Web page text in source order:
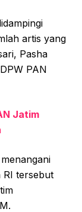
artis yang
Pasha
PAN
Jatim
RI tersebut